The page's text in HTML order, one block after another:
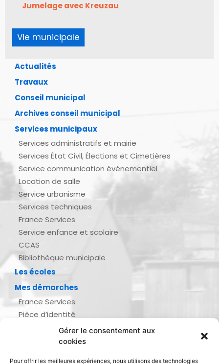
Gérer le consentement aux
cookies
Pour offrir les meilleures expériences, nous utilisons des technologies
Jumelage avec Kreuzau
Vie municipale
Actualités
Travaux
Conseil municipal
Archives conseil municipal
Services municipaux
Services administratifs et mairie
Services État Civil, Élections et Cimetières
Service communication événementiel
Location de salle
Service urbanisme
Services techniques
France Services
Service enfance et scolaire
CCAS
Bibliothèque municipale
Les écoles
Mes démarches
France Services
Pièce d’identité
Demande d’actes d’état civil